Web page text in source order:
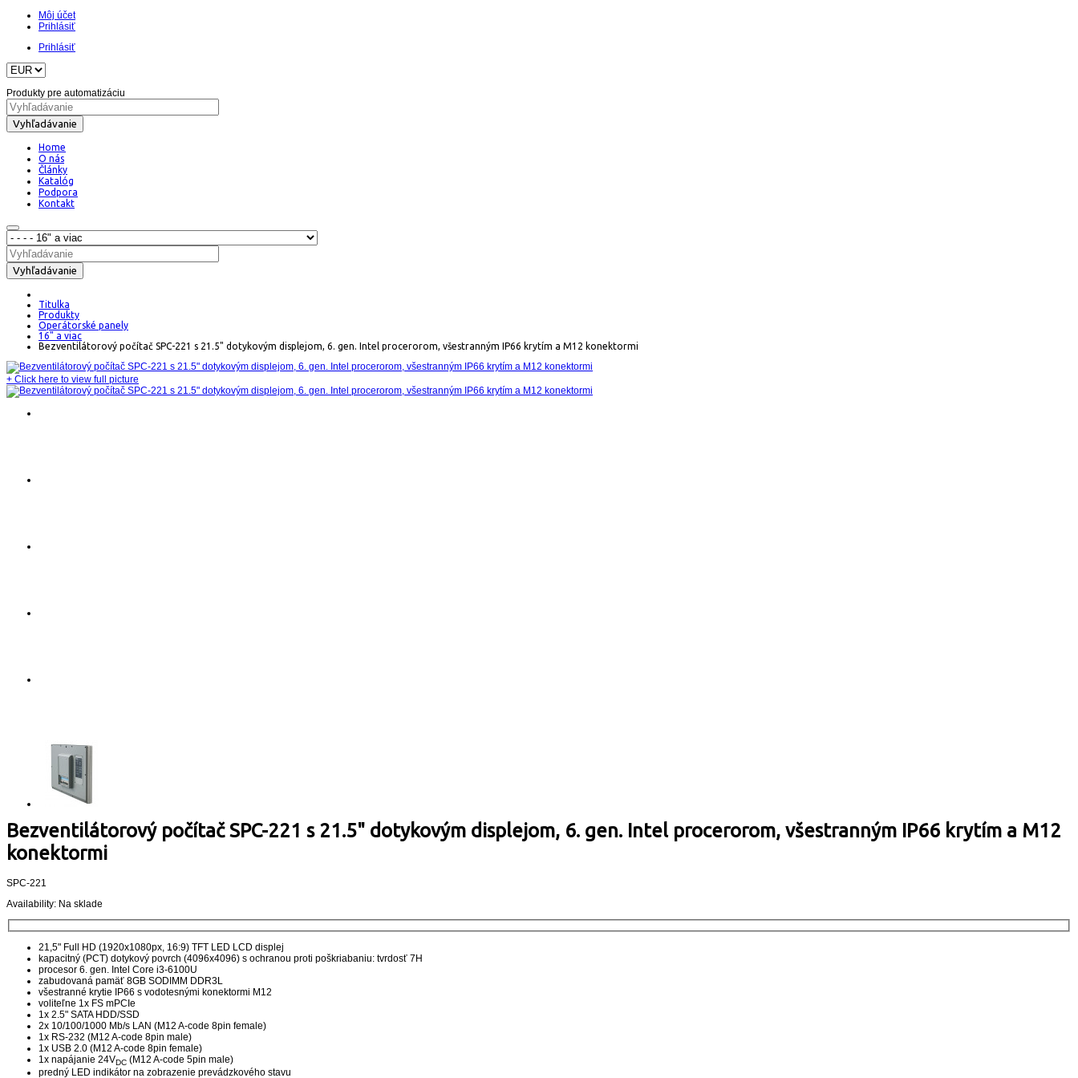
Môj účet
Prihlásiť
Prihlásiť
Produkty pre automatizáciu
Vyhľadávanie
Home
O nás
Články
Katalóg
Podpora
Kontakt
Vyhľadávanie
Titulka
Produkty
Operátorské panely
16" a viac
Bezventilátorový počítač SPC-221 s 21.5" dotykovým displejom, 6. gen. Intel procerorom, všestranným IP66 krytím a M12 konektormi
+ Click here to view full picture
Bezventilátorový počítač SPC-221 s 21.5" dotykovým displejom, 6. gen. Intel procerorom, všestranným IP66 krytím a M12
konektormi
SPC-221
Availability: Na sklade
21,5" Full HD (1920x1080px, 16:9) TFT LED LCD displej
kapacitný (PCT) dotykový povrch (4096x4096) s ochranou proti poškriabaniu: tvrdosť 7H
procesor 6. gen. Intel Core i3-6100U
zabudovaná pamäť 8GB SODIMM DDR3L
všestranné krytie IP66 s vodotesnými konektormi M12
voliteľne 1x FS mPCIe
1x 2.5" SATA HDD/SSD
2x 10/100/1000 Mb/s LAN (M12 A-code 8pin female)
1x RS-232 (M12 A-code 8pin male)
1x USB 2.0 (M12 A-code 8pin female)
1x napájanie 24VDC (M12 A-code 5pin male)
predný LED indikátor na zobrazenie prevádzkového stavu